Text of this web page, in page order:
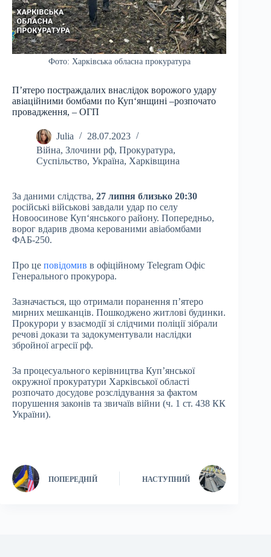
Фото: Харківська обласна прокуратура
Пʼятеро постраждалих внаслідок ворожого удару
авіаційними бомбами по Куп‘янщині –розпочато
провадження, – ОГП
Julia
28.07.2023
Війна, Злочини рф, Прокуратура,
Суспільство, Україна, Харківщина
За даними слідства, 27 липня близько 20:30
російські військові завдали удар по селу
Новоосинове Куп‘янського району. Попередньо,
ворог вдарив двома керованими авіабомбами
ФАБ-250.
Про це повідомив в офіційному Telegram Офіс
Генерального прокурора.
Зазначається, що отримали поранення п’ятеро
мирних мешканців. Пошкоджено житлові будинки.
Прокурори у взаємодії зі слідчими поліції зібрали
речові докази та задокументували наслідки
збройної агресії рф.
За процесуального керівництва Куп’янської
окружної прокуратури Харківської області
розпочато досудове розслідування за фактом
порушення законів та звичаїв війни (ч. 1 ст. 438 КК
України).
ПОПЕРЕДНІЙ НАСТУПНИЙ